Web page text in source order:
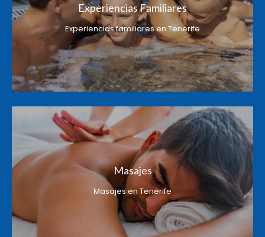
Experiencias Familiares
Experiencias familiares en Tenerife
Masajes
Masajes en Tenerife